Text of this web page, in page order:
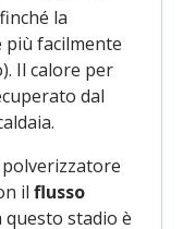
la
più facilmente
Il calore per
dal
il flusso
questo stadio è